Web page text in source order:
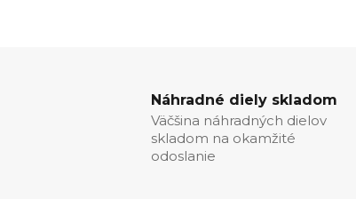
Náhradné diely skladom
Väčšina náhradných dielov
skladom na okamžité
odoslanie